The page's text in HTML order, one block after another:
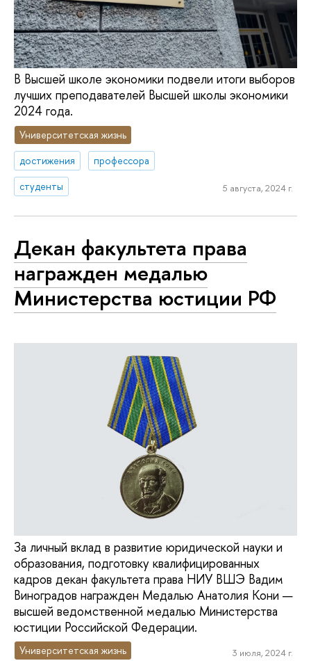
В Высшей школе экономики подвели итоги выборов
лучших преподавателей Высшей школы экономики
2024 года.
Университетская жизнь
достижения
профессора
студенты
5 августа, 2024 г.
Декан факультета права
награжден медалью
Министерства юстиции РФ
За личный вклад в развитие юридической науки и
образования, подготовку квалифицированных
кадров декан факультета права НИУ ВШЭ Вадим
Виноградов награжден Медалью Анатолия Кони —
высшей ведомственной медалью Министерства
юстиции Российской Федерации.
Университетская жизнь 3 июля, 2024 г.